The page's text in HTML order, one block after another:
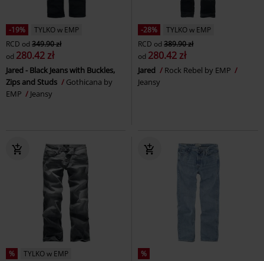
-19%
TYLKO w EMP
RCD od 349.90 zł
od 280.42 zł
Jared - Black Jeans with Buckles,
Zips and Studs
Gothicana by
EMP
Jeansy
-28%
TYLKO w EMP
RCD od 389.90 zł
od 280.42 zł
Jared
Rock Rebel by EMP
Jeansy
% TYLKO w EMP %